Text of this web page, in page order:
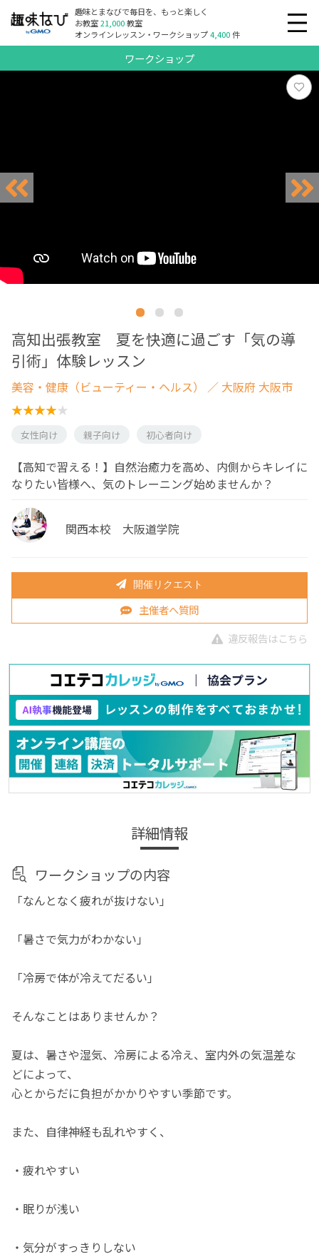
趣味とまなびで毎日を、もっと楽しく
お教室21,000教室
オンラインレッスン・ワークショップ4,400件
ワークショップ
高知出張教室 夏を快適に過ごす「気の導
引術」体験レッスン
美容・健康（ビューティー・ヘルス） ／ 大阪府 大阪市
女性向け 親子向け 初心者向け
【高知で習える！】自然治癒力を高め、内側からキレイに
なりたい皆様へ、気のトレーニング始めませんか？
関西本校 大阪道学院
開催リクエスト
主催者へ質問
違反報告はこちら
詳細情報
ワークショップの内容
「なんとなく疲れが抜けない」
「暑さで気力がわかない」
「冷房で体が冷えてだるい」
そんなことはありませんか？
夏は、暑さや湿気、冷房による冷え、室内外の気温差な
どによって、
心とからだに負担がかかりやすい季節です。
また、自律神経も乱れやすく、
・疲れやすい
・眠りが浅い
・気分がすっきりしない